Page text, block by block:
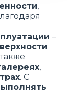
,
–
,
. С